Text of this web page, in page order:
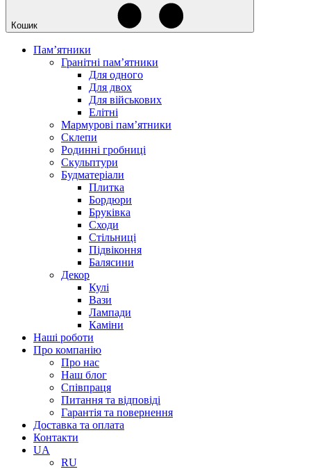
Кошик
Памʼятники
Гранітні пам’ятники
Для одного
Для двох
Для військових
Елітні
Мармурові пам’ятники
Склепи
Родинні гробниці
Скульптури
Будматеріали
Плитка
Бордюри
Бруківка
Сходи
Стільниці
Підвіконня
Балясини
Декор
Кулі
Вази
Лампади
Каміни
Наші роботи
Про компанію
Про нас
Наш блог
Співпраця
Питання та відповіді
Гарантія та повернення
Доставка та оплата
Контакти
UA
RU